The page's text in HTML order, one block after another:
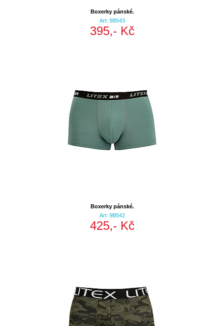
Boxerky pánské.
Art: 9B543
395,- Kč
Boxerky pánské.
Art: 9B542
425,- Kč